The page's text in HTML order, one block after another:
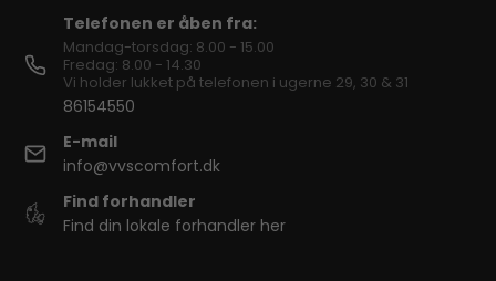
Telefonen er åben fra:
Mandag-torsdag: 8.00 - 15.00
Fredag: 8.00 - 14.30
Vi holder lukket på telefonen i ugerne 29, 30 & 31
86154550
E-mail
info@vvscomfort.dk
Find forhandler
Find din lokale forhandler her